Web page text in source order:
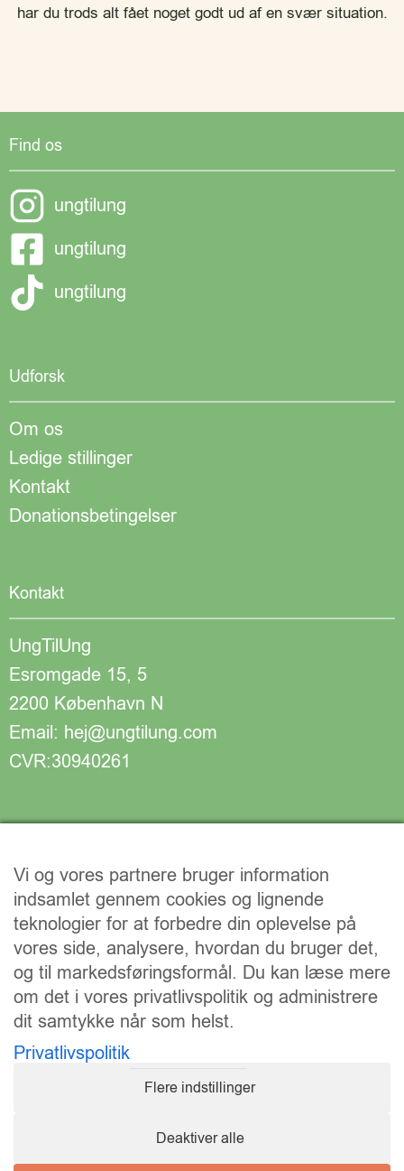
har du trods alt fået noget godt ud af en svær situation.
Find os
ungtilung
ungtilung
ungtilung
Udforsk
Om os
Ledige stillinger
Kontakt
Donationsbetingelser
Kontakt
UngTilUng
Esromgade 15, 5
2200 København N
Email: hej@ungtilung.com
CVR:30940261
Vi understøtter FN’s verdensmål:
Vi og vores partnere bruger information
indsamlet gennem cookies og lignende
teknologier for at forbedre din oplevelse på
vores side, analysere, hvordan du bruger det,
og til markedsføringsformål. Du kan læse mere
om det i vores privatlivspolitik og administrere
dit samtykke når som helst.
Privatlivspolitik
Flere indstillinger
Deaktiver alle